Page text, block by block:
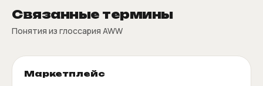
Связанные термины
Понятия из глоссария AWW
Маркетплейс